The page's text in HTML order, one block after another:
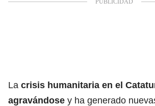
La crisis humanitaria en el
agravándose y ha generado